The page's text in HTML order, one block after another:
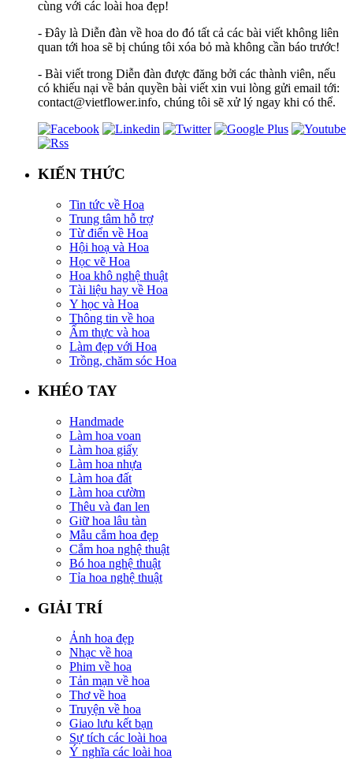
cùng với các loài hoa đẹp!
- Đây là Diễn đàn về hoa do đó tất cả các bài viết không liên
quan tới hoa sẽ bị chúng tôi xóa bỏ mà không cần báo trước!
- Bài viết trong Diễn đàn được đăng bởi các thành viên, nếu
có khiếu nại về bản quyền bài viết xin vui lòng gửi email tới:
contact@vietflower.info, chúng tôi sẽ xử lý ngay khi có thể.
KIẾN THỨC
Tin tức về Hoa
Trung tâm hỗ trợ
Từ điển về Hoa
Hội hoạ và Hoa
Học vẽ Hoa
Hoa khô nghệ thuật
Tài liệu hay về Hoa
Y học và Hoa
Thông tin về hoa
Ẩm thực và hoa
Làm đẹp với Hoa
Trồng, chăm sóc Hoa
KHÉO TAY
Handmade
Làm hoa voan
Làm hoa giấy
Làm hoa nhựa
Làm hoa đất
Làm hoa cườm
Thêu và đan len
Giữ hoa lâu tàn
Mẫu cắm hoa đẹp
Cắm hoa nghệ thuật
Bó hoa nghệ thuật
Tỉa hoa nghệ thuật
GIẢI TRÍ
Ảnh hoa đẹp
Nhạc về hoa
Phim về hoa
Tản mạn về hoa
Thơ về hoa
Truyện về hoa
Giao lưu kết bạn
Sự tích các loài hoa
Ý nghĩa các loài hoa